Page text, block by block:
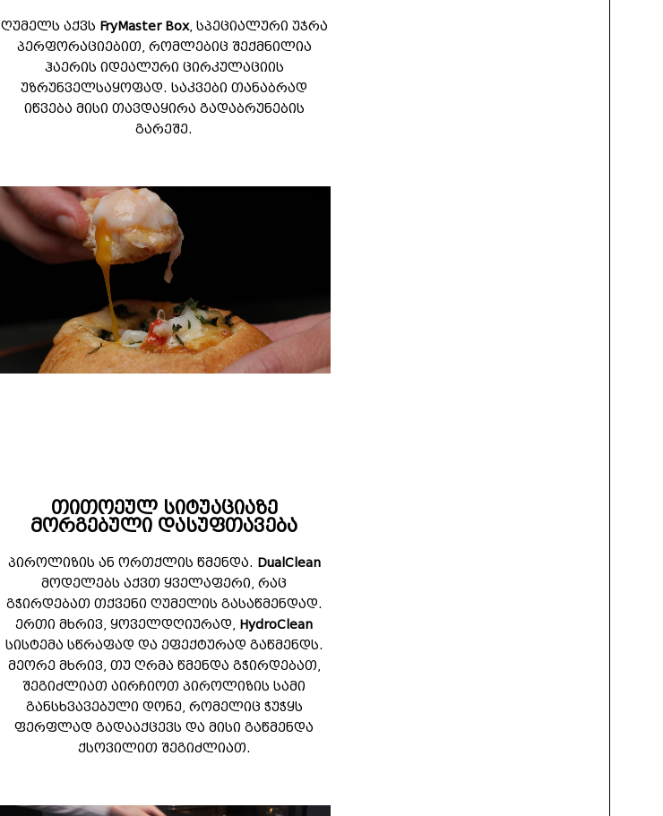
ღუმელს აქვს FryMaster Box, სპეციალური უჯრა
პერფორაციებით, რომლებიც შექმნილია
ჰაერის იდეალური ცირკულაციის
უზრუნველსაყოფად. საკვები თანაბრად
იწვება მისი თავდაყირა გადაბრუნების
გარეშე.
თითოეულ სიტუაციაზე
მორგებული დასუფთავება
პიროლიზის ან ორთქლის წმენდა. DualClean
მოდელებს აქვთ ყველაფერი, რაც
გჭირდებათ თქვენი ღუმელის გასაწმენდად.
ერთი მხრივ, ყოველდღიურად, HydroClean
სისტემა სწრაფად და ეფექტურად გაწმენდს.
მეორე მხრივ, თუ ღრმა წმენდა გჭირდებათ,
შეგიძლიათ აირჩიოთ პიროლიზის სამი
განსხვავებული დონე, რომელიც ჭუჭყს
ფერფლად გადააქცევს და მისი გაწმენდა
ქსოვილით შეგიძლიათ.